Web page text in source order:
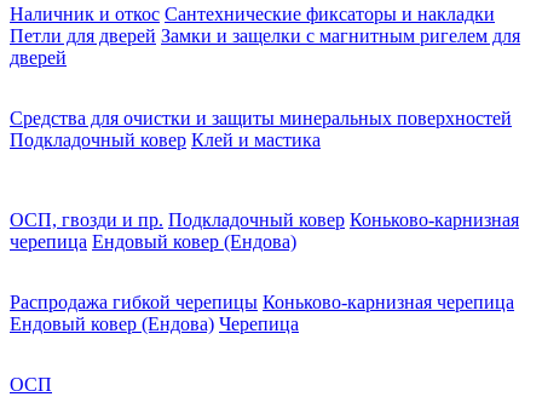
Наличник и откос Сантехнические фиксаторы и накладки
Петли для дверей Замки и защелки с магнитным ригелем для
дверей
Средства для очистки и защиты минеральных поверхностей
Подкладочный ковер Клей и мастика
ОСП, гвозди и пр. Подкладочный ковер Коньково-карнизная
черепица Ендовый ковер (Ендова)
Распродажа гибкой черепицы Коньково-карнизная черепица
Ендовый ковер (Ендова) Черепица
ОСП